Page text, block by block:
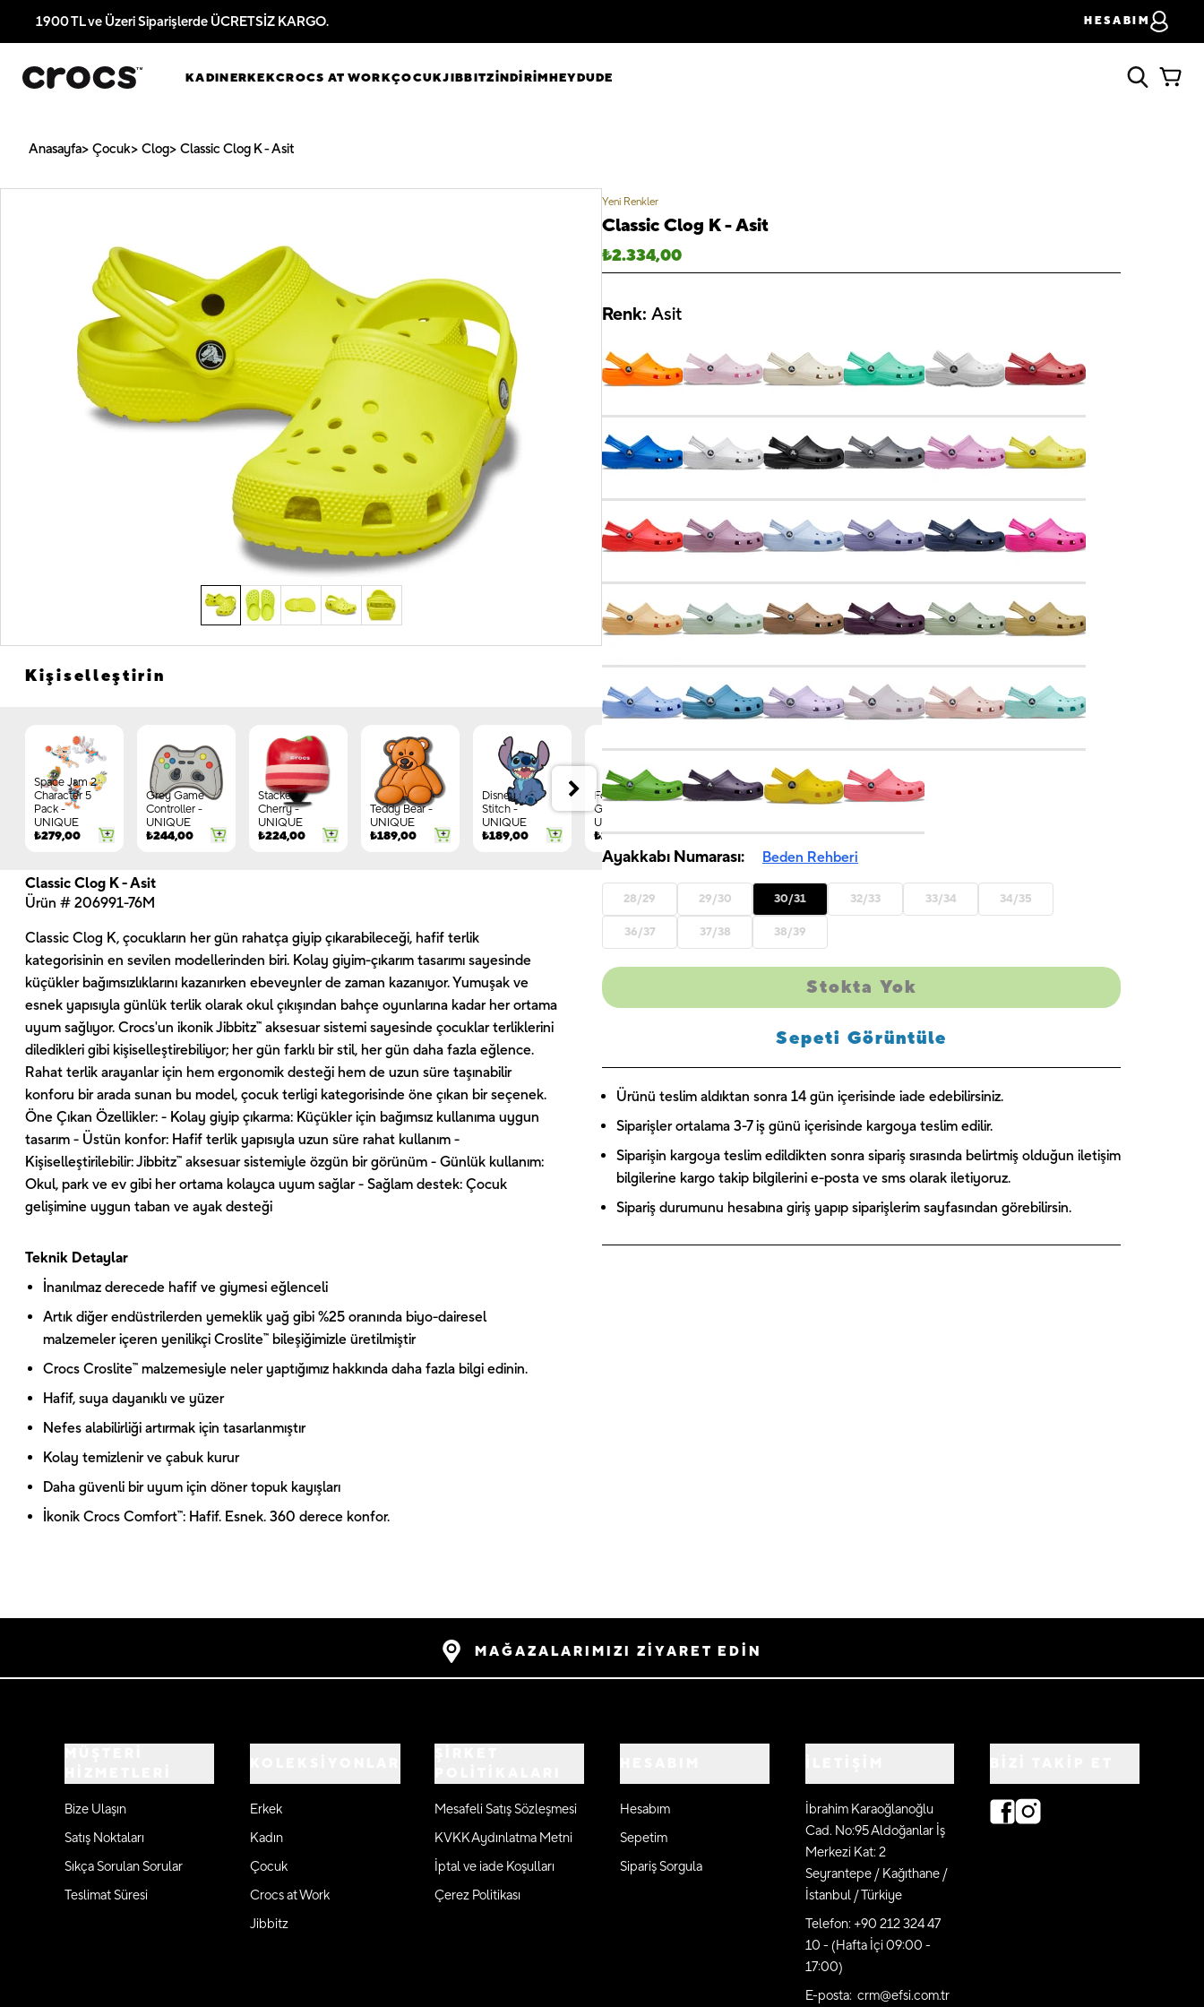
1900 TL ve Üzeri Siparişlerde ÜCRETSİZ KARGO. HESABIM
KADINERKEKCROCS AT WORKÇOCUKJIBBITZİNDİRİMHEYDUDE
Anasayfa Çocuk Clog Classic Clog K - Asit
Kişiselleştirin
Space Jam 2
Character 5
Pack -
UNIQUE
₺279,00
Grey Game
Controller -
UNIQUE
₺244,00
Stacked
Cherry -
UNIQUE
₺224,00
Teddy Bear -
UNIQUE
₺189,00
Disney
Stitch -
UNIQUE
₺189,00
Forest
Gnome -
UNIQUE
₺149,00
Jibbitz
₺244,00
Captain
America 1 -
₺189,00
Classic Clog K - Asit
Ürün # 206991-76M
Classic Clog K, çocukların her gün rahatça giyip çıkarabileceği, hafif terlik
kategorisinin en sevilen modellerinden biri. Kolay giyim-çıkarım tasarımı sayesinde
küçükler bağımsızlıklarını kazanırken ebeveynler de zaman kazanıyor. Yumuşak ve
esnek yapısıyla günlük terlik olarak okul çıkışından bahçe oyunlarına kadar her ortama
uyum sağlıyor. Crocs'un ikonik Jibbitz™ aksesuar sistemi sayesinde çocuklar terliklerini
diledikleri gibi kişiselleştirebiliyor; her gün farklı bir stil, her gün daha fazla eğlence.
Rahat terlik arayanlar için hem ergonomik desteği hem de uzun süre taşınabilir
konforu bir arada sunan bu model, çocuk terligi kategorisinde öne çıkan bir seçenek.
Öne Çıkan Özellikler: - Kolay giyip çıkarma: Küçükler için bağımsız kullanıma uygun
tasarım - Üstün konfor: Hafif terlik yapısıyla uzun süre rahat kullanım -
Kişiselleştirilebilir: Jibbitz™ aksesuar sistemiyle özgün bir görünüm - Günlük kullanım:
Okul, park ve ev gibi her ortama kolayca uyum sağlar - Sağlam destek: Çocuk
gelişimine uygun taban ve ayak desteği
Teknik Detaylar
İnanılmaz derecede hafif ve giymesi eğlenceli
Artık diğer endüstrilerden yemeklik yağ gibi %25 oranında biyo-dairesel
malzemeler içeren yenilikçi Croslite™ bileşiğimizle üretilmiştir
Crocs Croslite™ malzemesiyle neler yaptığımız hakkında daha fazla bilgi edinin.
Hafif, suya dayanıklı ve yüzer
Nefes alabilirliği artırmak için tasarlanmıştır
Kolay temizlenir ve çabuk kurur
Daha güvenli bir uyum için döner topuk kayışları
İkonik Crocs Comfort™: Hafif. Esnek. 360 derece konfor.
Yeni Renkler
Classic Clog K - Asit
₺2.334,00
Renk: Asit
Ayakkabı Numarası: Beden Rehberi
28/29 29/30 30/31 32/33 33/34 34/35
36/37 37/38 38/39
Stokta Yok
Sepeti Görüntüle
Ürünü teslim aldıktan sonra 14 gün içerisinde iade edebilirsiniz.
Siparişler ortalama 3-7 iş günü içerisinde kargoya teslim edilir.
Siparişin kargoya teslim edildikten sonra sipariş sırasında belirtmiş olduğun iletişim
bilgilerine kargo takip bilgilerini e-posta ve sms olarak iletiyoruz.
Sipariş durumunu hesabına giriş yapıp siparişlerim sayfasından görebilirsin.
MAĞAZALARIMIZI ZİYARET EDİN
Bize Ulaşın
Satış Noktaları
Sıkça Sorulan Sorular
Teslimat Süresi
Erkek
Kadın
Çocuk
Crocs at Work
Jibbitz
Mesafeli Satış Sözleşmesi
KVKK Aydınlatma Metni
İptal ve iade Koşulları
Çerez Politikası
Hesabım
Sepetim
Sipariş Sorgula
İbrahim Karaoğlanoğlu
Cad. No:95 Aldoğanlar İş
Merkezi Kat: 2
Seyrantepe / Kağıthane /
İstanbul / Türkiye
Telefon: +90 212 324 47
10 - (Hafta İçi 09:00 -
17:00)
E-posta: crm@efsi.com.tr